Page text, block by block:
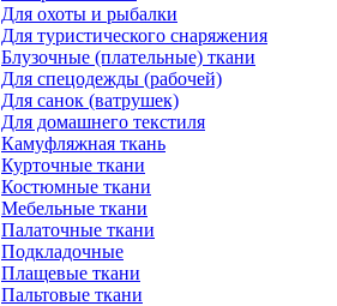
Для охоты и рыбалки
Для туристического снаряжения
Блузочные (плательные) ткани
Для спецодежды (рабочей)
Для санок (ватрушек)
Для домашнего текстиля
Камуфляжная ткань
Курточные ткани
Костюмные ткани
Мебельные ткани
Палаточные ткани
Подкладочные
Плащевые ткани
Пальтовые ткани